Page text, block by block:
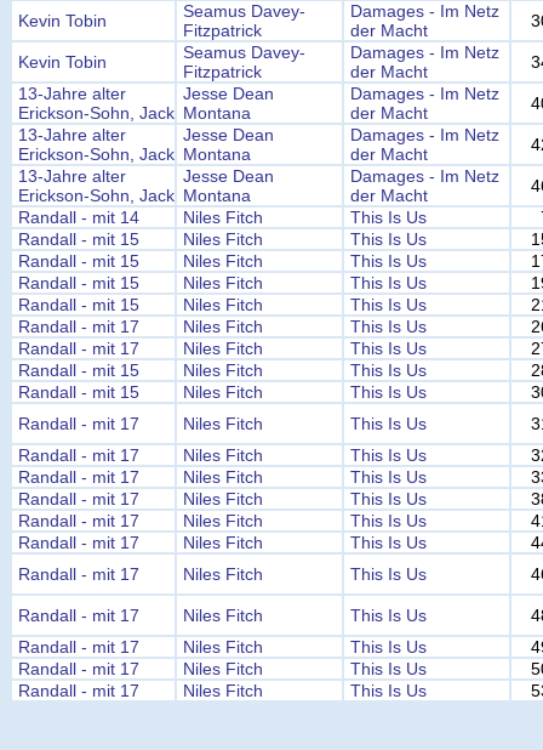
Kevin Tobin
Seamus Davey-
Fitzpatrick
Damages - Im Netz
der Macht
Kevin Tobin
Seamus Davey-
Fitzpatrick
Damages - Im Netz
der Macht
13-Jahre alter
Erickson-Sohn, Jack
Jesse Dean
Montana
Damages - Im Netz
der Macht
13-Jahre alter
Erickson-Sohn, Jack
Jesse Dean
Montana
Damages - Im Netz
der Macht
13-Jahre alter
Erickson-Sohn, Jack
Jesse Dean
Montana
Damages - Im Netz
der Macht
Randall - mit 14
Niles Fitch This Is Us
Randall - mit 15
Niles Fitch This Is Us
Randall - mit 15
Niles Fitch This Is Us
Randall - mit 15
Niles Fitch This Is Us
Randall - mit 15
Niles Fitch This Is Us
Randall - mit 17
Niles Fitch This Is Us
Randall - mit 17
Niles Fitch This Is Us
Randall - mit 15
Niles Fitch This Is Us
Randall - mit 15
Niles Fitch This Is Us
Randall - mit 17
Niles Fitch This Is Us
Randall - mit 17
Niles Fitch This Is Us
Randall - mit 17
Niles Fitch This Is Us
Randall - mit 17
Niles Fitch This Is Us
Randall - mit 17
Niles Fitch This Is Us
Randall - mit 17
Niles Fitch This Is Us
Randall - mit 17
Niles Fitch This Is Us
Randall - mit 17 Niles Fitch This Is Us
Randall - mit 17
Niles Fitch This Is Us
Randall - mit 17
Niles Fitch This Is Us
Randall - mit 17
Niles Fitch This Is Us